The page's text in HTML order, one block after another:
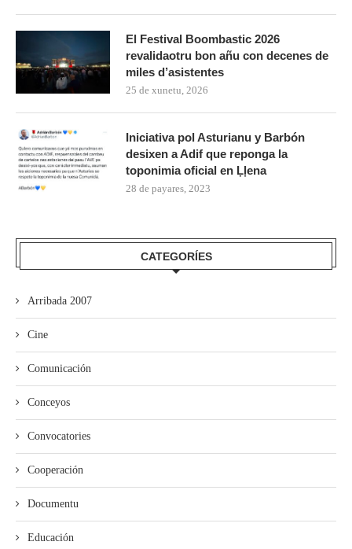
El Festival Boombastic 2026
revalidaotru bon añu con decenes de
miles d’asistentes
25 de xunetu, 2026
Iniciativa pol Asturianu y Barbón
desixen a Adif que reponga la
toponimia oficial en Ḷḷena
28 de payares, 2023
CATEGORÍES
Arribada 2007
Cine
Comunicación
Conceyos
Convocatories
Cooperación
Documentu
Educación